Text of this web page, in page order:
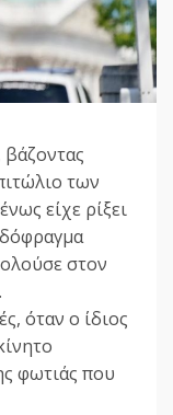
των
είχε ρίξει
στον
όταν ο ίδιος
φωτιάς που